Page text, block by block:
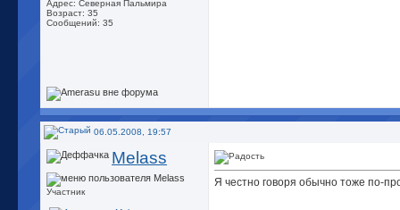
Адрес: Северная Пальмира
Возраст: 35
Сообщений: 35
06.05.2008, 19:57
Melass
Участник
Я честно говоря обычно тоже по-